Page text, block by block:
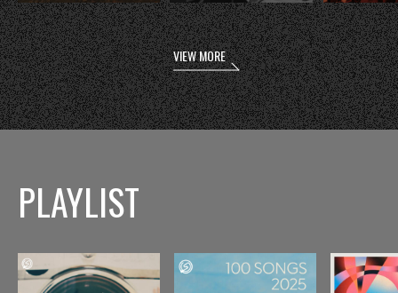
VIEW MORE
PLAYLIST